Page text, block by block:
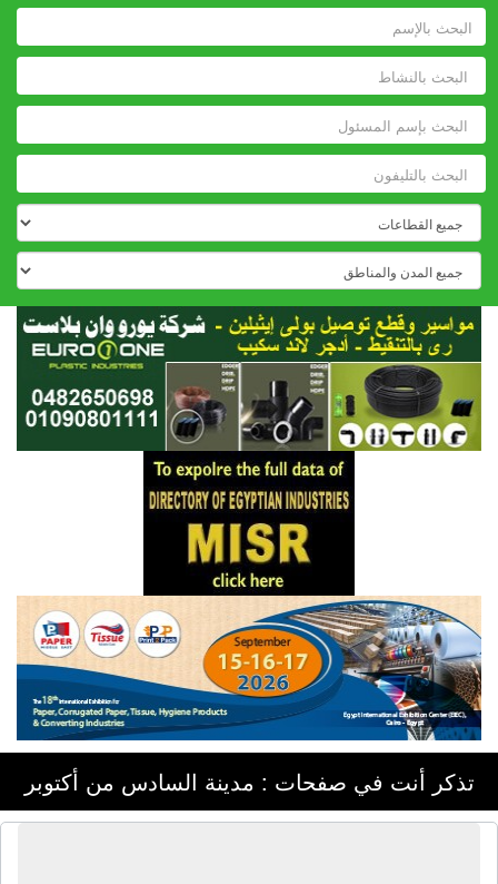
تذكر أنت في صفحات : مدينة السادس من أكتوبر